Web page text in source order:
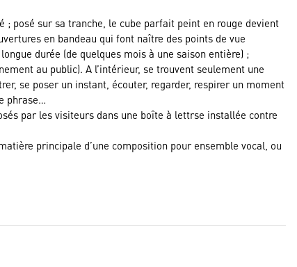
posé sur sa tranche, le cube parfait peint en rouge devient
en bandeau qui font naître des points de vue
durée (de quelques mois à une saison entière) ;
au public). A l’intérieur, se trouvent seulement une
se poser un instant, écouter, regarder, respirer un moment
phrase…
par les visiteurs dans une boîte à lettrse installée contre
principale d’une composition pour ensemble vocal, ou